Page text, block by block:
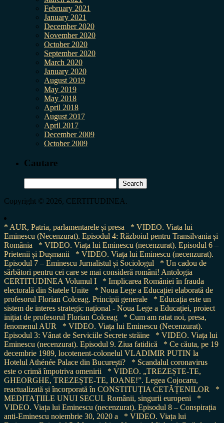
February 2021
January 2021
December 2020
November 2020
October 2020
September 2020
March 2020
January 2020
August 2019
May 2019
May 2018
April 2018
August 2017
April 2017
December 2009
October 2009
Cautare
for:
Copyright © 2026, CERTITUDINEA.
* AUR, Patria, parlamentarele și presa
* VIDEO. Viata lui
Eminescu (Necenzurat). Episodul 4: Războiul pentru Transilvania și
România
* VIDEO. Viața lui Eminescu (necenzurat). Episodul 6 –
Prietenii și Dușmanii
* VIDEO. Viața lui Eminescu (necenzurat).
Episodul 7 – Eminescu Jurnalistul și Sociologul
* Un cadou de
sărbători pentru cei care se mai consideră români! Antologia
CERTITUDINEA Volumul I
* Implicarea României în frauda
electorală din Statele Unite
* Noua Lege a Educației elaborată de
profesorul Florian Colceag. Principii generale
* Educația este un
sistem de interes strategic național - Noua Lege a Educației, proiect
inițiat de profesorul Florian Colceag
* Cum am ratat noi, presa,
fenomenul AUR
* VIDEO. Viața lui Eminescu (Necenzurat).
Episodul 3: Vânat de Serviciile Secrete străine
* VIDEO. Viața lui
Eminescu (necenzurat). Episodul 9. Ziua fatidică
* Ce căuta, pe 19
decembrie 1989, locotenent-colonelul VLADIMIR PUTIN la
Hotelul Athénée Palace din București?
* Scandalul coronavirus
este o crimă împotriva omenirii
* VIDEO. „TREZEȘTE-TE,
GHEORGHE, TREZEȘTE-TE, IOANE!”. Legea Cojocaru,
reactualizată și încorporată în CONSTITUȚIA CETĂȚENILOR
*
MEDITAȚIILE UNUI SECUI. Românii, singurii europeni
*
VIDEO. Viața lui Eminescu (necenzurat). Episodul 8 – Conspirația
anti-Eminescu noiembrie 30, 2020 a
* VIDEO. Viața lui